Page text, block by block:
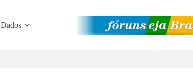
Dados